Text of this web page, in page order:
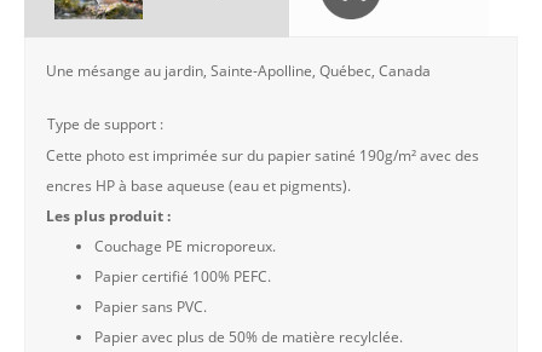
Une mésange au jardin, Sainte-Apolline, Québec, Canada
Type de support :
Cette photo est imprimée sur du papier satiné 190g/m² avec des
encres HP à base aqueuse (eau et pigments).
Les plus produit :
Couchage PE microporeux.
Papier certifié 100% PEFC.
Papier sans PVC.
Papier avec plus de 50% de matière recylclée.